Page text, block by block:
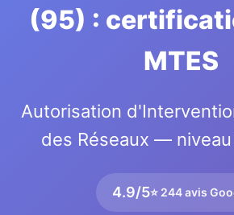
(95) :
MTES
Autorisation
des Réseaux —
4.9/5⭐ 244 avis